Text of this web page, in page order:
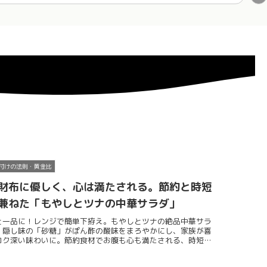
けの法則・黄金比
布に優しく、心は満たされる。節約と時短
ねた「もやしとツナの中華サラダ」
一品に！レンジで簡単下拵え。もやしとツナの絶品中華サラ
隠し味の「砂糖」がぽん酢の酸味をまろやかにし、家族が喜
ク深い味わいに。節約食材でお腹も心も満たされる、時短レ